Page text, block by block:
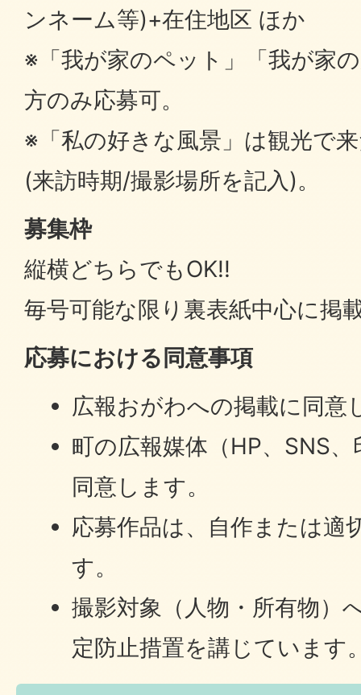
ンネーム等)+在住地区 ほか
※「我が家のペット」「我が家
方のみ応募可。
※「私の好きな風景」は観光で
(来訪時期/撮影場所を記入)。
募集枠
縦横どちらでもOK!!
毎号可能な限り裏表紙中心に掲
応募における同意事項
広報おがわへの掲載に同意
町の広報媒体（HP、SNS
同意します。
応募作品は、自作または適
す。
撮影対象（人物・所有物）
定防止措置を講じています